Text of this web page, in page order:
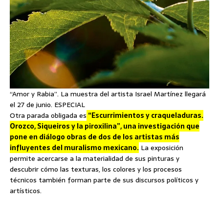
“Amor y Rabia”. La muestra del artista Israel Martínez llegará
el 27 de junio. ESPECIAL
Otra parada obligada es “Escurrimientos y craqueladuras.
Orozco, Siqueiros y la piroxilina”, una investigación que
pone en diálogo obras de dos de los artistas más
influyentes del muralismo mexicano. La exposición
permite acercarse a la materialidad de sus pinturas y
descubrir cómo las texturas, los colores y los procesos
técnicos también forman parte de sus discursos políticos y
artísticos.